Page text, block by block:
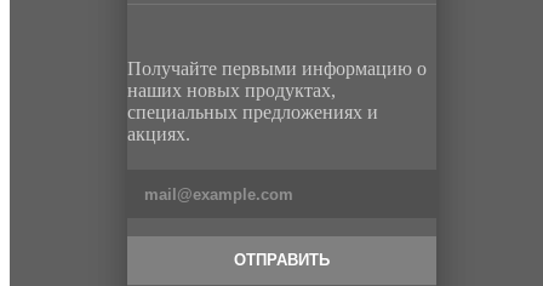
Получайте первыми информацию о
наших новых продуктах,
специальных предложениях и
акциях.
ОТПРАВИТЬ